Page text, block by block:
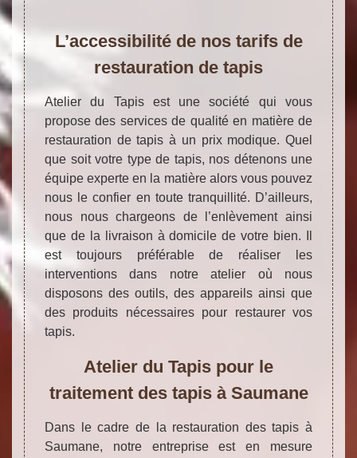
L’accessibilité de nos tarifs de
restauration de tapis
Atelier du Tapis est une société qui vous
propose des services de qualité en matière de
restauration de tapis à un prix modique. Quel
que soit votre type de tapis, nos détenons une
équipe experte en la matière alors vous pouvez
nous le confier en toute tranquillité. D’ailleurs,
nous nous chargeons de l’enlèvement ainsi
que de la livraison à domicile de votre bien. Il
est toujours préférable de réaliser les
interventions dans notre atelier où nous
disposons des outils, des appareils ainsi que
des produits nécessaires pour restaurer vos
tapis.
Atelier du Tapis pour le
traitement des tapis à Saumane
Dans le cadre de la restauration des tapis à
Saumane, notre entreprise est en mesure